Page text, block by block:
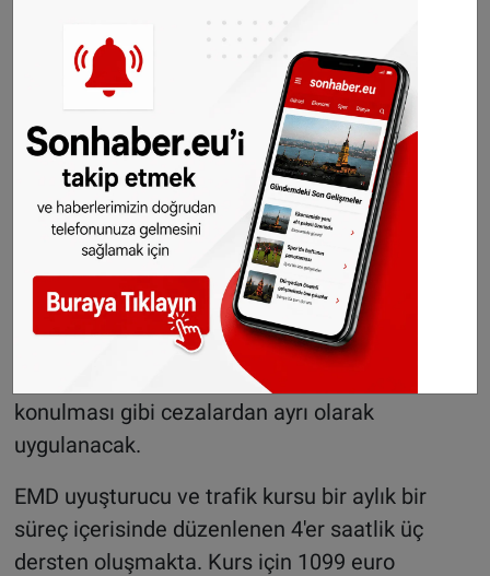
Alkol ve trafik konulu kısa LEMA kursu 3,5
saatlik iki seanstan oluşuyor. Kurs ücreti 691
Uyuşturucu etkisindeki sürücüler
Trafik kontrollerinde uyuşturucu etkisi altında
olduğu belirlenen sürücüler,Educatieve
Maatregel Drugs en verkeer (EMD) kursuna
gitmek zorunda. Kursa tabi olacak kişilerin
belirlenmesinde kullanılan uyuşturucu çeşidi
ve miktarı belirleyici olmakta. Kurs programı
olası bir para cezası veya sürücü belgesine el
konulması gibi cezalardan ayrı olarak
uygulanacak.
EMD uyuşturucu ve trafik kursu bir aylık bir
süreç içerisinde düzenlenen 4'er saatlik üç
dersten oluşmakta. Kurs için 1099 euro